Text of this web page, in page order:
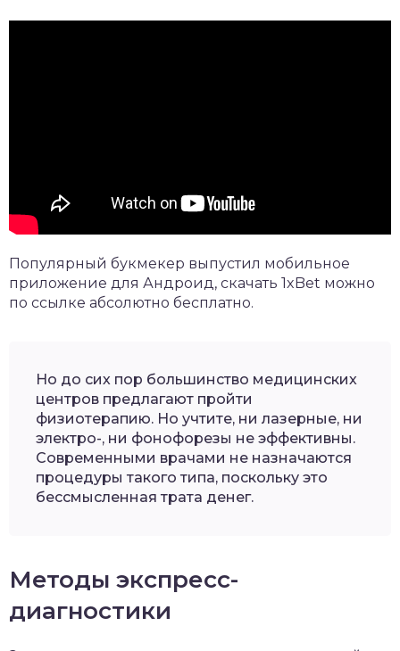
Популярный букмекер выпустил мобильное
приложение для Андроид, скачать 1xBet можно
по ссылке абсолютно бесплатно.
Но до сих пор большинство медицинских
центров предлагают пройти
физиотерапию. Но учтите, ни лазерные, ни
электро-, ни фонофорезы не эффективны.
Современными врачами не назначаются
процедуры такого типа, поскольку это
бессмысленная трата денег.
Методы экспресс-
диагностики